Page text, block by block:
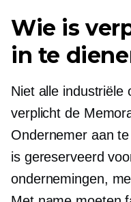
Wie is
in te
Niet alle industriële
verplicht de
Ondernemer aan
is gereserveerd
ondernemingen,